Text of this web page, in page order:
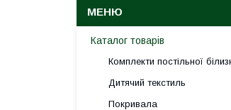
Каталог товарів
Комплекти постільної
Дитячий текстиль
Покривала